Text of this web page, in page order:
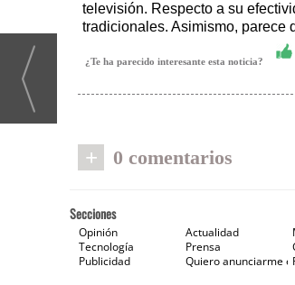
televisión. Respecto a su
tradicionales. Asimismo, parece
¿Te ha parecido interesante esta noticia?
+ 0 comentarios
Secciones
Opinión Actualidad
Tecnología
Prensa
Publicidad
Quiero anunciarme